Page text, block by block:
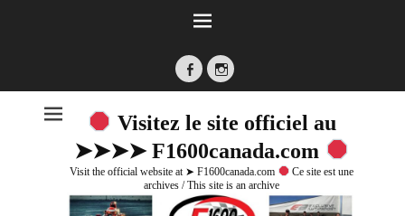
FacebookInstagram
Visitez le site officiel au
➤➤➤➤ F1600canada.com
Visit the official website at ➤ F1600canada.com
Ce site est une
archives / This site is an archive